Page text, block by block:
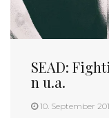
SEAD:
n u.a.
10. September